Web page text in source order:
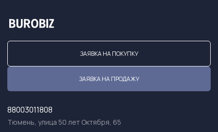
ЗАЯВКА НА ПОКУПКУ
ЗАЯВКА НА ПРОДАЖУ
88003011808
Тюмень, улица 50 лет Октября, 65